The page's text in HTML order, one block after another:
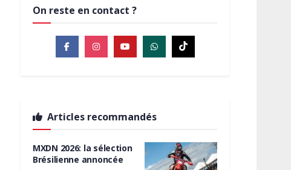
On reste en contact ?
Articles recommandés
MXDN 2026: la sélection
Brésilienne annoncée